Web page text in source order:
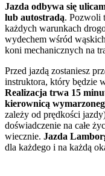
Jazda odbywa się
lub autostradą. Pozwoli
każdych warunkach
wydechem wśród
koni mechanicznych na
Przed jazdą zostaniesz
instruktora, który będzie
Realizacja trwa 15
kierownicą
zależy od prędkości
doświadczenie na całe
wiecznie. Jazda
dla każdego i na każdą